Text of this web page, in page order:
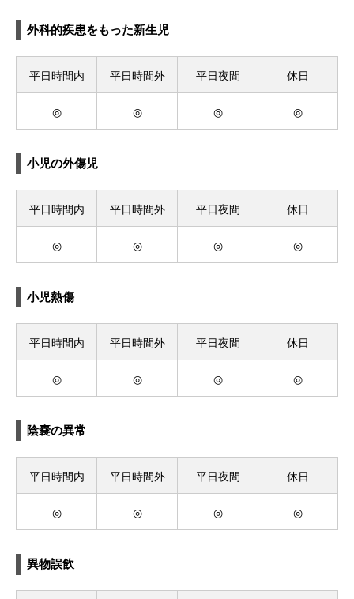
外科的疾患をもった新生児
平日時間内 平日時間外 平日夜間 休日
◎ ◎ ◎ ◎
小児の外傷児
平日時間内 平日時間外 平日夜間 休日
◎ ◎ ◎ ◎
小児熱傷
平日時間内 平日時間外 平日夜間 休日
◎ ◎ ◎ ◎
陰嚢の異常
平日時間内 平日時間外 平日夜間 休日
◎ ◎ ◎ ◎
異物誤飲